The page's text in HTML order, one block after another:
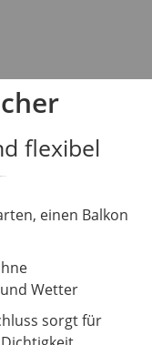
flexibel
einen Balkon
Wetter
sorgt für